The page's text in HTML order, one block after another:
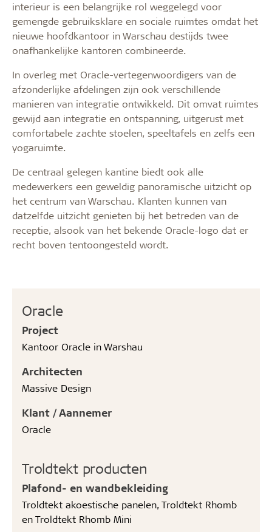
Oracle
Project
Kantoor Oracle in Warshau
Architecten
Massive Design
Klant / Aannemer
Oracle
Troldtekt producten
Plafond- en wandbekleiding
Troldtekt akoestische panelen, Troldtekt Rhomb
en Troldtekt Rhomb Mini
interieur is een belangrijke rol weggelegd voor
gemengde gebruiksklare en sociale ruimtes omdat het
nieuwe hoofdkantoor in Warschau destijds twee
onafhankelijke kantoren combineerde.
In overleg met Oracle-vertegenwoordigers van de
afzonderlijke afdelingen zijn ook verschillende
manieren van integratie ontwikkeld. Dit omvat ruimtes
gewijd aan integratie en ontspanning, uitgerust met
comfortabele zachte stoelen, speeltafels en zelfs een
yogaruimte.
De centraal gelegen kantine biedt ook alle
medewerkers een geweldig panoramische uitzicht op
het centrum van Warschau. Klanten kunnen van
datzelfde uitzicht genieten bij het betreden van de
receptie, alsook van het bekende Oracle-logo dat er
recht boven tentoongesteld wordt.